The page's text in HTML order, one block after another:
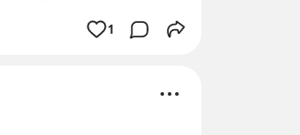
1